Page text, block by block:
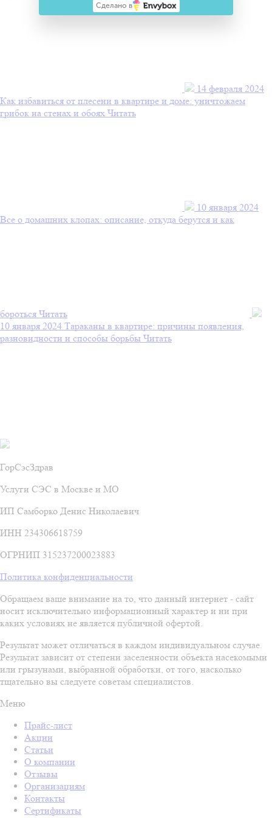
14 февраля 2024
Как избавиться от плесени в квартире и доме: уничтожаем
грибок на стенах и обоях Читать
10 января 2024
Все о домашних клопах: описание, откуда берутся и как
бороться Читать
10 января 2024 Тараканы в квартире: причины появления,
разновидности и способы борьбы Читать
ГорСэсЗдрав
Услуги СЭС в Москве и МО
ИП Самборко Денис Николаевич
ИНН 234306618759
ОГРНИП 315237200023883
Политика конфиденциальности
Обращаем ваше внимание на то, что данный интернет - сайт
носит исключительно информационный характер и ни при
каких условиях не является публичной офертой.
Результат может отличаться в каждом индивидуальном случае.
Результат зависит от степени заселенности объекта насекомыми
или грызунами, выбранной обработки, от того, насколько
тщательно вы следуете советам специалистов.
Меню
Прайс-лист
Акции
Статьи
О компании
Отзывы
Организациям
Контакты
Сертификаты
Сделано в